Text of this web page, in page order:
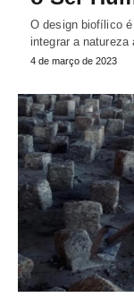
O design biofílico
integrar a natureza
4 de março de 2023